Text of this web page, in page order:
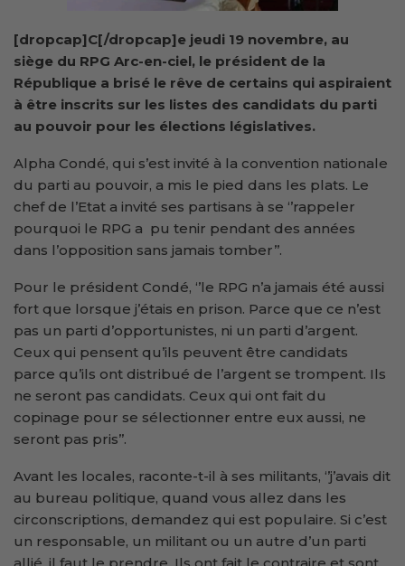
[dropcap]C[/dropcap]e jeudi 19 novembre, au
siège du RPG Arc-en-ciel, le président de la
République a brisé le rêve de certains qui aspiraient
à être inscrits sur les listes des candidats du parti
au pouvoir pour les élections législatives.
Alpha Condé, qui s’est invité à la convention nationale
du parti au pouvoir, a mis le pied dans les plats. Le
chef de l’Etat a invité ses partisans à se ‘’rappeler
pourquoi le RPG a pu tenir pendant des années
dans l’opposition sans jamais tomber’’.
Pour le président Condé, ‘’le RPG n’a jamais été aussi
fort que lorsque j’étais en prison. Parce que ce n’est
pas un parti d’opportunistes, ni un parti d’argent.
Ceux qui pensent qu’ils peuvent être candidats
parce qu’ils ont distribué de l’argent se trompent. Ils
ne seront pas candidats. Ceux qui ont fait du
copinage pour se sélectionner entre eux aussi, ne
seront pas pris’’.
Avant les locales, raconte-t-il à ses militants, ‘’j’avais dit
au bureau politique, quand vous allez dans les
circonscriptions, demandez qui est populaire. Si c’est
un responsable, un militant ou un autre d’un parti